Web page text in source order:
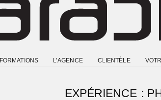
FORMATIONS L’AGENCE CLIENTÈLE
EXPÉRIENCE :